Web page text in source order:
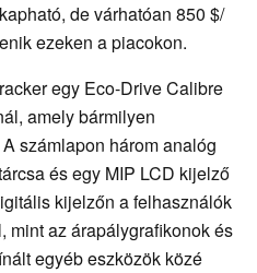
de várhatóan 850 $/
ezeken a piacokon.
egy Eco-Drive Calibre
amely bármilyen
számlapon három analóg
és egy MIP LCD kijelző
kijelzőn a felhasználók
mint az árapálygrafikonok és
egyéb eszközök közé